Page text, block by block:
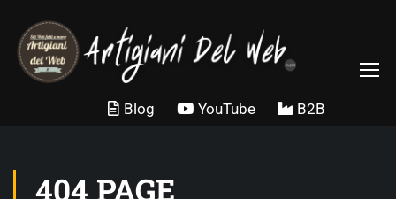
B2B
YouTube
Blog
404 PAGE